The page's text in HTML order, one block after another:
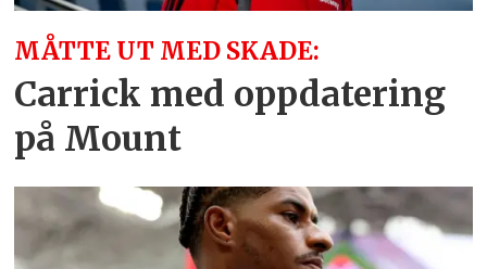
MÅTTE UT MED SKADE:
Carrick med oppdatering
på Mount